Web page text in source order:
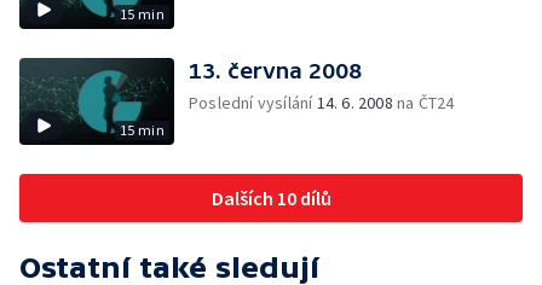
15 min
15 min
13. června 2008
Poslední vysílání14. 6. 2008 na ČT24
Dalších 10 dílů
Ostatní také sledují